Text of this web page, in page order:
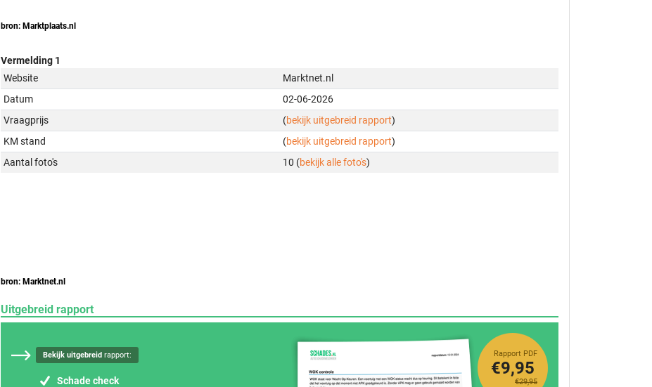
bron: Marktplaats.nl
Vermelding 1
Website
Marktnet.nl
Datum
02-06-2026
Vraagprijs
(bekijk uitgebreid rapport)
KM stand
(bekijk uitgebreid rapport)
Aantal foto's
10 (bekijk alle foto's)
bron: Marktnet.nl
Uitgebreid rapport
Bekijk uitgebreid rapport:
Schade check
Rapport PDF
€29,95
€9,95